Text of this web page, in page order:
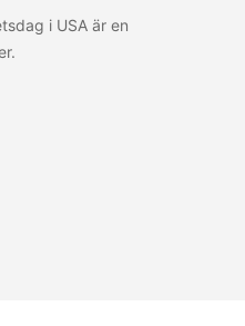
i USA är en